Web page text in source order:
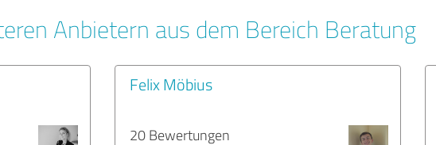
Anbietern aus dem Bereich Beratung
Felix Möbius
20 Bewertungen